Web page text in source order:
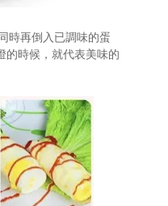
時再倒入已調味的蛋
的時候，就代表美味的